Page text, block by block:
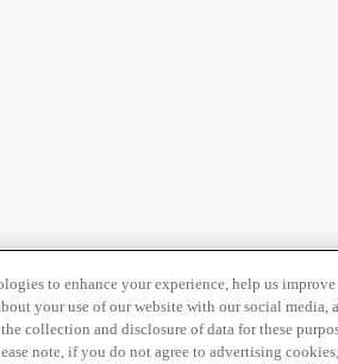
to enhance your experience, help us
your use of our website with our social
collection and disclosure of data for these
note, if you do not agree to advertising